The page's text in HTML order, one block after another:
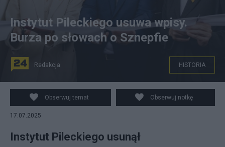
Fot: Instytut Pileckiego
Instytut Pileckiego usuwa wpisy.
Burza po słowach o Sznepfie
Redakcja HISTORIA
Obserwuj temat Obserwuj notkę
17.07.2025
Instytut Pileckiego usunął